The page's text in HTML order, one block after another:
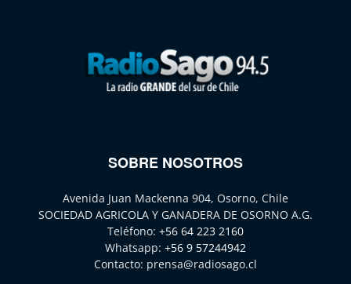
SOBRE NOSOTROS
Avenida Juan Mackenna 904, Osorno, Chile
SOCIEDAD AGRICOLA Y GANADERA DE OSORNO A.G.
Teléfono: +56 64 223 2160
Whatsapp: +56 9 57244942
Contacto: prensa@radiosago.cl